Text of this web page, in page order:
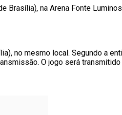
Brasília), na Arena Fonte
no mesmo local. Segundo a
O jogo será